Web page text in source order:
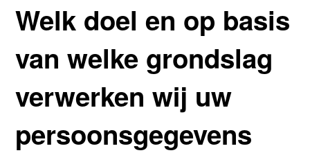
Welk doel en op basis
van welke grondslag
verwerken wij uw
persoonsgegevens